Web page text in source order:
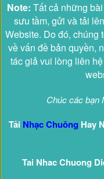
Note: Tất cả những
sưu tầm, gửi và tải
Website. Do đó, chúng
về vấn đề bản quyền,
tác giả vui lòng liên
Chúc các bạn
Tải Nhạc Chuông Hay
Tai Nhac Chuong